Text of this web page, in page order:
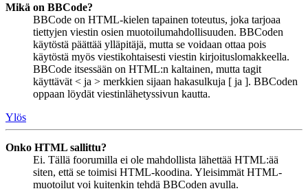
Mikä on BBCode?
BBCode on HTML-kielen tapainen toteutus, joka tarjoaa
tiettyjen viestin osien muotoilumahdollisuuden. BBCoden
käytöstä päättää ylläpitäjä, mutta se voidaan ottaa pois
käytöstä myös viestikohtaisesti viestin kirjoituslomakkeella.
BBCode itsessään on HTML:n kaltainen, mutta tagit
käyttävät < ja > merkkien sijaan hakasulkuja [ ja ]. BBCoden
oppaan löydät viestinlähetyssivun kautta.
Ylös
Onko HTML sallittu?
Ei. Tällä foorumilla ei ole mahdollista lähettää HTML:ää
siten, että se toimisi HTML-koodina. Yleisimmät HTML-
muotoilut voi kuitenkin tehdä BBCoden avulla.